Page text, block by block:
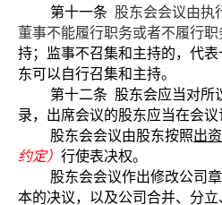
第十一条 股东会会议由执
董事不能履行职务或者不履行职
持；监事不召集和主持的，代
东可以自行召集和主持。
第十二条 股东会应当对所
录，出席会议的股东应当在会议
股东会会议由股东按照出
约定） 行使表决权。
股东会会议作出修改公司
本的决议，以及公司合并、分